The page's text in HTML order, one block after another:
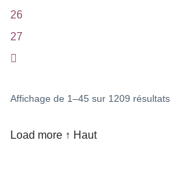
26
27
Affichage de 1–45 sur 1209 résultatsTrié
Load more ↑ Haut